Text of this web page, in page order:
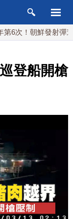
！朝鮮發射彈道導彈
登船開槍